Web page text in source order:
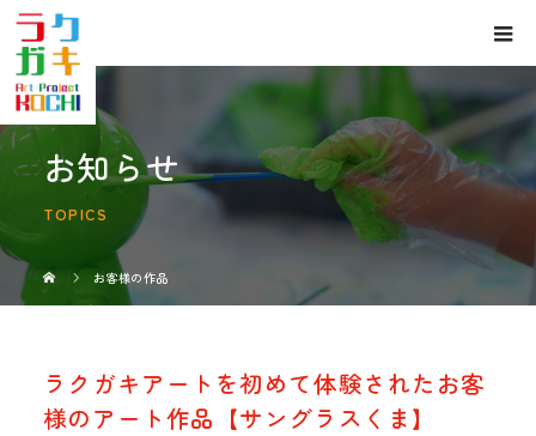
お知らせ
TOPICS
お客様の作品
ラクガキアートを初めて体験されたお客
様のアート作品【サングラスくま】